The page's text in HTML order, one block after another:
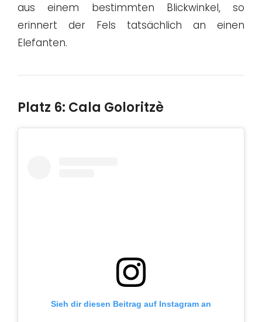
aus einem bestimmten Blickwinkel, so
erinnert der Fels tatsächlich an einen
Elefanten.
Platz 6: Cala Goloritzè
Sieh dir diesen Beitrag auf Instagram an